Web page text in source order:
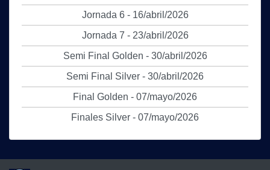
Jornada 6 - 16/abril/2026
Jornada 7 - 23/abril/2026
Semi Final Golden - 30/abril/2026
Semi Final Silver - 30/abril/2026
Final Golden - 07/mayo/2026
Finales Silver - 07/mayo/2026